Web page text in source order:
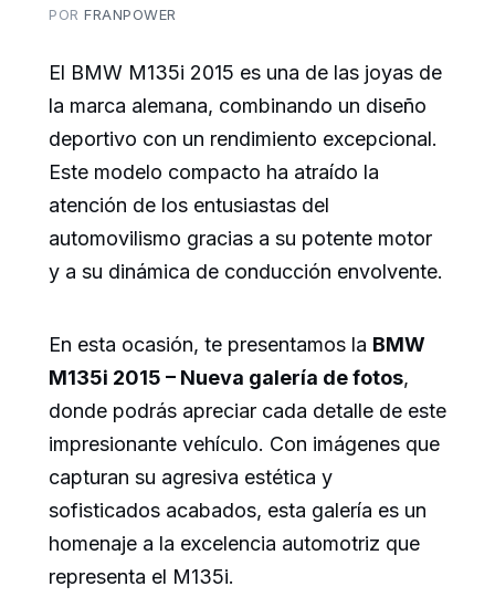
PORFRANPOWER
El BMW M135i 2015 es una de las joyas de
la marca alemana, combinando un diseño
deportivo con un rendimiento excepcional.
Este modelo compacto ha atraído la
atención de los entusiastas del
automovilismo gracias a su potente motor
y a su dinámica de conducción envolvente.
En esta ocasión, te presentamos la BMW
M135i 2015 – Nueva galería de fotos,
donde podrás apreciar cada detalle de este
impresionante vehículo. Con imágenes que
capturan su agresiva estética y
sofisticados acabados, esta galería es un
homenaje a la excelencia automotriz que
representa el M135i.